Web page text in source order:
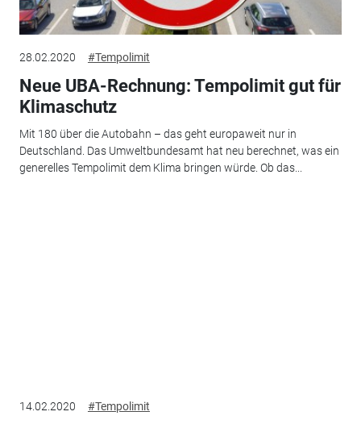
28.02.2020 #Tempolimit
Neue UBA-Rechnung: Tempolimit gut für
Klimaschutz
Mit 180 über die Autobahn – das geht europaweit nur in
Deutschland. Das Umweltbundesamt hat neu berechnet, was ein
generelles Tempolimit dem Klima bringen würde. Ob das...
14.02.2020 #Tempolimit